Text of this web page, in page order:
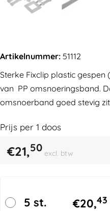
Artikelnummer: 51112
Sterke Fixclip plastic
van PP omsnoeringsband.
omsnoerband goed stevig
Prijs per 1 doos
€21,50 excl. btw
5 st. €20,43